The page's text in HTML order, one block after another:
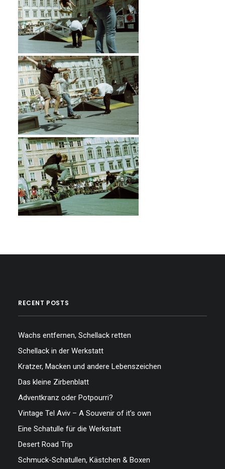
RECENT POSTS
Wachs entfernen, Schellack retten
Schellack in der Werkstatt
Kratzer, Macken und andere Lebenszeichen
Das kleine Zirbenblatt
Adventkranz oder Potpourri?
Vintage Tel Aviv – A Souvenir of it’s own
Eine Schatulle für die Werkstatt
Desert Road Trip
Schmuck-Schatullen, Kästchen & Boxen